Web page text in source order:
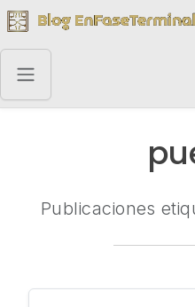
Publicaciones